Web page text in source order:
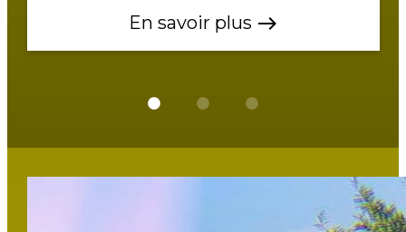
remontées dans son parking situé en sous-sol.
À notre arrivée nous avons constaté les
diagnostic était sans appel, le réseau d'eaux
est évacué. Il s'agissait d'un bouchon de
lingettes, ce qui est un problème fréquent.
Une fois le bouchon évacué, nous avons
En savoir plus east